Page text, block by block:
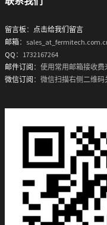
留言板 ： 点击给我们留言
邮箱：
QQ ：1732167264
邮件订阅 ：使用常用邮箱接收费
微信订阅 ：微信扫描右侧二维